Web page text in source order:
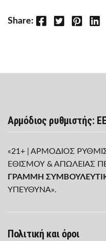
Share: Facebook Twitter Pinterest LinkedIn
Αρμόδιος ρυθμιστής:
«21+ | ΑΡΜΟΔΙΟΣ
ΕΘΙΣΜΟΥ & ΑΠΩΛΕΙΑΣ
ΓΡΑΜΜΗ
ΥΠΕΥΘΥΝΑ».
Πολιτική και όροι